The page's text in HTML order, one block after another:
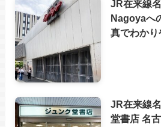
JR在来線
Nagoyaへ
真でわかり
JR在来線
堂書店 名